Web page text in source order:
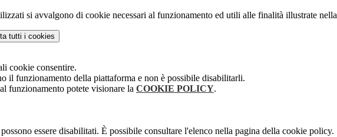
si avvalgono di cookie necessari al funzionamento ed utili alle finalità illustrate nella
tutti i cookies
cookie consentire.
il funzionamento della piattaforma e non è possibile disabilitarli.
funzionamento potete visionare la COOKIE POLICY.
essere disabilitati. È possibile consultare l'elenco nella pagina della cookie policy.